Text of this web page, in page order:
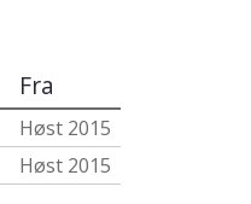
Fra
Høst 2015
Høst 2015